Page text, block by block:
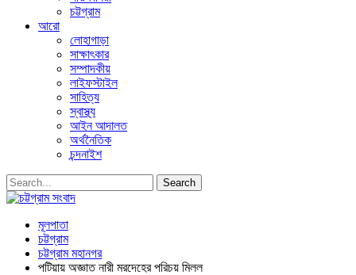
চট্টগ্রাম
আরো
লোহাগাড়া
সাক্ষাৎকার
সম্পাদকীয়
লাইফস্টাইল
সাহিত্য
স্বাস্থ্য
আইন আদালত
অর্থনৈতিক
চন্দনাইশ
মূলপাতা
চট্টগ্রাম
চট্টগ্রাম মহানগর
পটিয়ায় অজ্ঞাত নারী মরদেহের পরিচয় মিলল